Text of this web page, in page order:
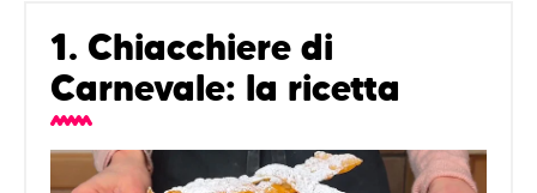
1. Chiacchiere di
Carnevale: la ricetta